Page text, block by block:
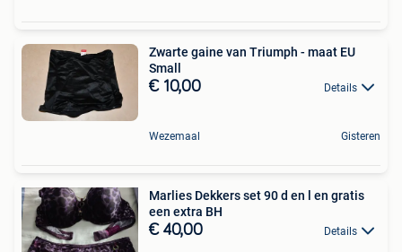
Zwarte gaine van Triumph - maat EU
Small
€ 10,00 Details
Wezemaal Gisteren
Marlies Dekkers set 90 d en l en gratis
een extra BH
€ 40,00 Details